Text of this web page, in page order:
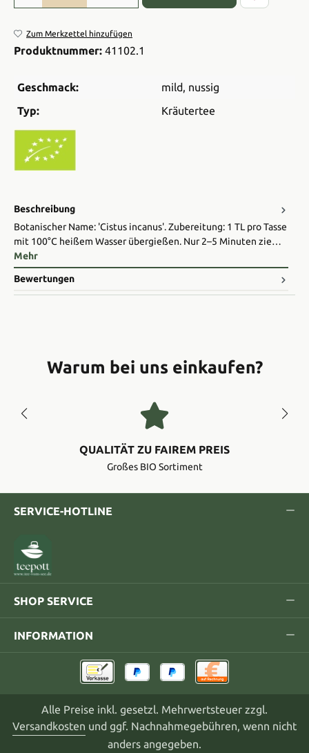
Zum Merkzettel hinzufügen
Produktnummer: 41102.1
Geschmack: mild, nussig
Typ:
Kräutertee
Beschreibung
Botanischer Name: 'Cistus incanus'. Zubereitung: 1 TL pro Tasse
mit 100°C heißem Wasser übergießen. Nur 2–5 Minuten zie…
Mehr
Bewertungen
Warum bei uns einkaufen?
QUALITÄT ZU FAIREM PREIS
Großes BIO Sortiment
SERVICE-HOTLINE
SHOP SERVICE
INFORMATION
Alle Preise inkl. gesetzl. Mehrwertsteuer zzgl.
Versandkosten und ggf. Nachnahmegebühren, wenn nicht
anders angegeben.